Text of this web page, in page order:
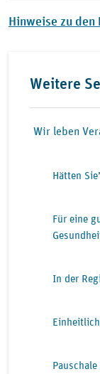
Hinweise zu
Weitere
Wir leben
Hätten
Für eine
In der